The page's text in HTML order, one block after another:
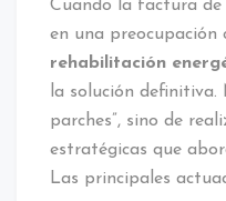
Cuando la factura de
en una preocupación
rehabilitación
la solución
parches”, sino de
estratégicas que
Las principales